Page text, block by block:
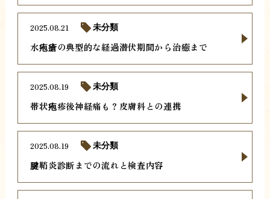
水疱瘡の典型的な経過潜伏期間から治癒まで
2025.08.21 未分類
帯状疱疹後神経痛も？皮膚科との連携
2025.08.19 未分類
腱鞘炎診断までの流れと検査内容
2025.08.19 未分類